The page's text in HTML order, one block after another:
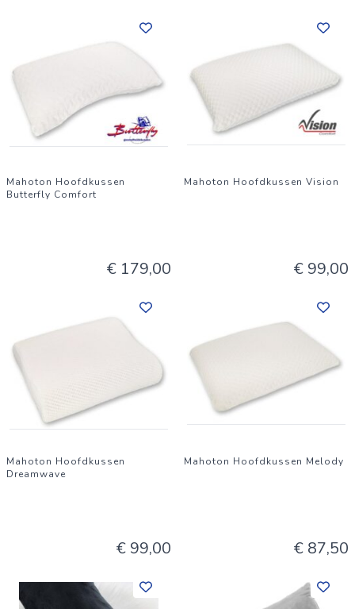
Mahoton Hoofdkussen
Butterfly Comfort
€ 179,00
Mahoton Hoofdkussen Vision
€ 99,00
Mahoton Hoofdkussen
Dreamwave
€ 99,00
Mahoton Hoofdkussen Melody
€ 87,50